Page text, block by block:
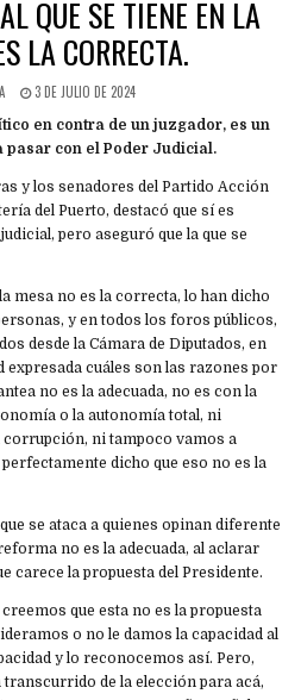
QUE SE TIENE EN LA
LA CORRECTA.
3 DE JULIO DE 2024
en contra de un juzgador, es un
con el Poder Judicial.
y los senadores del Partido Acción
del Puerto, destacó que sí es
pero aseguró que la que se
mesa no es la correcta, lo han dicho
y en todos los foros públicos,
desde la Cámara de Diputados, en
expresada cuáles son las razones por
no es la adecuada, no es con la
o la autonomía total, ni
corrupción, ni tampoco vamos a
dicho que eso no es la
se ataca a quienes opinan diferente
no es la adecuada, al aclarar
carece la propuesta del Presidente.
que esta no es la propuesta
o no le damos la capacidad al
y lo reconocemos así. Pero,
transcurrido de la elección para acá,